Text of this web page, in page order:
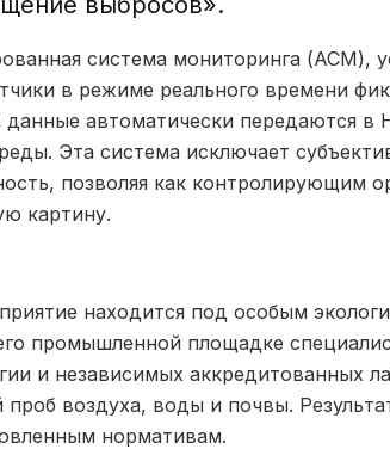
система мониторинга (АСМ),
в режиме реального времени
автоматически передаются в
Эта система исключает
позволяя как контролирующим
картину.
находится под особым
промышленной площадке
и независимых аккредитованных
воздуха, воды и почвы.
нормативам.